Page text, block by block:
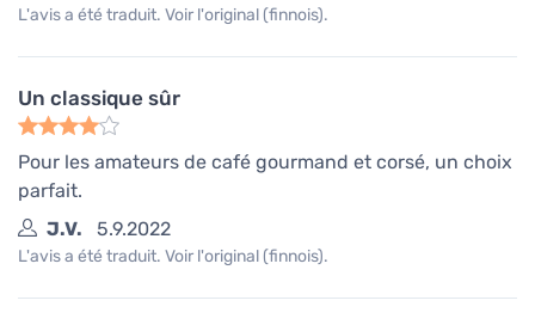
L'avis a été traduit. Voir l'original (finnois).
Un classique sûr
Pour les amateurs de café gourmand et corsé, un choix
parfait.
J.V.
5.9.2022
L'avis a été traduit. Voir l'original (finnois).